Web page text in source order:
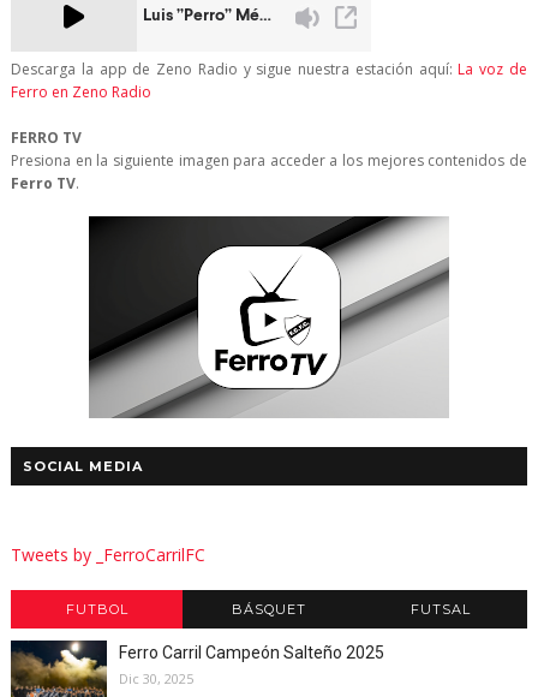
Descarga la app de Zeno Radio y sigue nuestra estación aquí: La voz de
Ferro en Zeno Radio
FERRO TV
Presiona en la siguiente imagen para acceder a los mejores contenidos de
Ferro TV.
SOCIAL MEDIA
Tweets by _FerroCarrilFC
FUTBOL BÁSQUET FUTSAL
Ferro Carril Campeón Salteño 2025
Dic 30, 2025